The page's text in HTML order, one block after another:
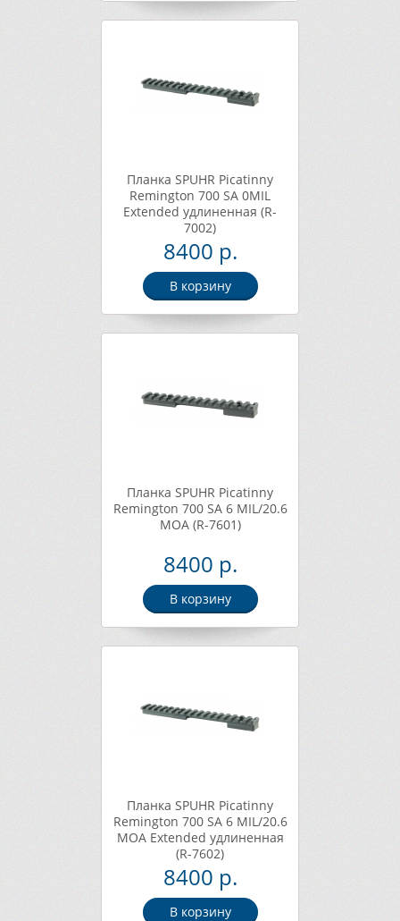
Планка SPUHR Picatinny
Remington 700 SA 0MIL
Extended удлиненная (R-
7002)
8400 р.
В корзину
Планка SPUHR Picatinny
Remington 700 SA 6 MIL/20.6
MOA (R-7601)
8400 р.
В корзину
Планка SPUHR Picatinny
Remington 700 SA 6 MIL/20.6
MOA Extended удлиненная
(R-7602)
8400 р.
В корзину